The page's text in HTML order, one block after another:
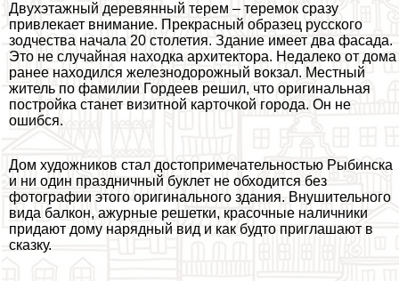
Двухэтажный деревянный терем – теремок сразу
привлекает внимание. Прекрасный образец русского
зодчества начала 20 столетия. Здание имеет два фасада.
Это не случайная находка архитектора. Недалеко от дома
ранее находился железнодорожный вокзал. Местный
житель по фамилии Гордеев решил, что оригинальная
постройка станет визитной карточкой города. Он не
ошибся.
Дом художников стал достопримечательностью Рыбинска
и ни один праздничный буклет не обходится без
фотографии этого оригинального здания. Внушительного
вида балкон, ажурные решетки, красочные наличники
придают дому нарядный вид и как будто приглашают в
сказку.